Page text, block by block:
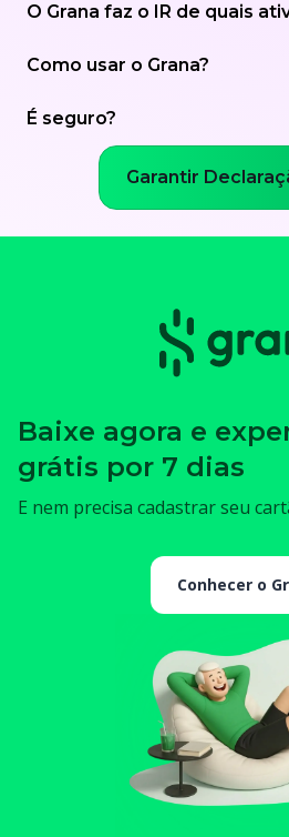
O Grana faz o IR de quais
Como usar o Grana?
É seguro?
Garantir
Baixe agora e
grátis por 7 dias
E nem precisa cadastrar seu
Conhecer o